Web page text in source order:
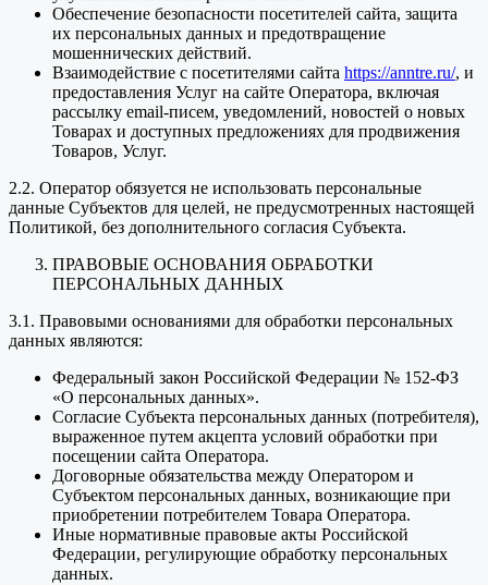
Обеспечение безопасности посетителей сайта, защита
их персональных данных и предотвращение
мошеннических действий.
Взаимодействие с посетителями сайта https://anntre.ru/, и
предоставления Услуг на сайте Оператора, включая
рассылку email-писем, уведомлений, новостей о новых
Товарах и доступных предложениях для продвижения
Товаров, Услуг.
2.2. Оператор обязуется не использовать персональные
данные Субъектов для целей, не предусмотренных настоящей
Политикой, без дополнительного согласия Субъекта.
ПРАВОВЫЕ ОСНОВАНИЯ ОБРАБОТКИ
ПЕРСОНАЛЬНЫХ ДАННЫХ
3.1. Правовыми основаниями для обработки персональных
данных являются:
Федеральный закон Российской Федерации № 152-ФЗ
«О персональных данных».
Согласие Субъекта персональных данных (потребителя),
выраженное путем акцепта условий обработки при
посещении сайта Оператора.
Договорные обязательства между Оператором и
Субъектом персональных данных, возникающие при
приобретении потребителем Товара Оператора.
Иные нормативные правовые акты Российской
Федерации, регулирующие обработку персональных
данных.